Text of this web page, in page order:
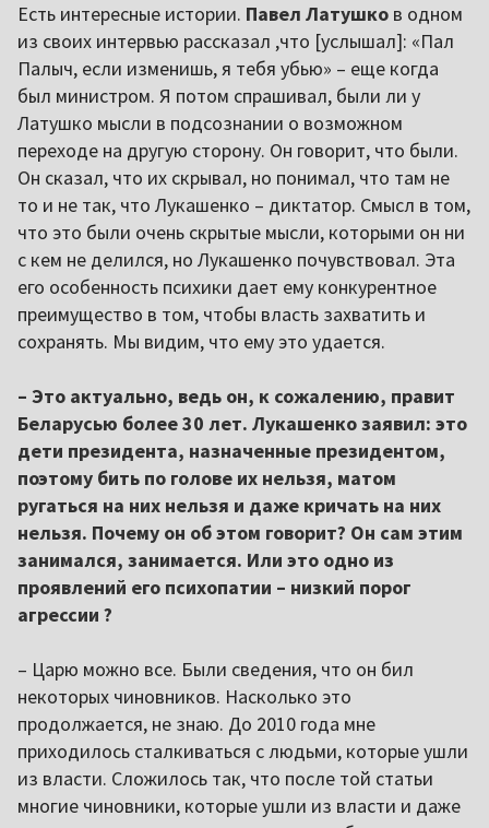
Есть интересные истории. Павел Латушко в одном
из своих интервью рассказал ,что [услышал]: «Пал
Палыч, если изменишь, я тебя убью» – еще когда
был министром. Я потом спрашивал, были ли у
Латушко мысли в подсознании о возможном
переходе на другую сторону. Он говорит, что были.
Он сказал, что их скрывал, но понимал, что там не
то и не так, что Лукашенко – диктатор. Смысл в том,
что это были очень скрытые мысли, которыми он ни
с кем не делился, но Лукашенко почувствовал. Эта
его особенность психики дает ему конкурентное
преимущество в том, чтобы власть захватить и
сохранять. Мы видим, что ему это удается.
– Это актуально, ведь он, к сожалению, правит
Беларусью более 30 лет. Лукашенко заявил: это
дети президента, назначенные президентом,
поэтому бить по голове их нельзя, матом
ругаться на них нельзя и даже кричать на них
нельзя. Почему он об этом говорит? Он сам этим
занимался, занимается. Или это одно из
проявлений его психопатии – низкий порог
агрессии ?
– Царю можно все. Были сведения, что он бил
некоторых чиновников. Насколько это
продолжается, не знаю. До 2010 года мне
приходилось сталкиваться с людьми, которые ушли
из власти. Сложилось так, что после той статьи
многие чиновники, которые ушли из власти и даже